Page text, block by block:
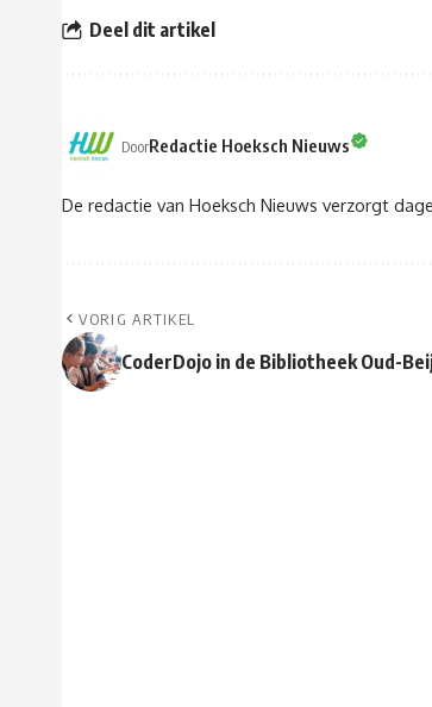
Deel dit artikel
DoorRedactie Hoeksch Nieuws
De redactie van Hoeksch Nieuws verzorgt
VORIG ARTIKEL
CoderDojo in de Bibliotheek Oud-